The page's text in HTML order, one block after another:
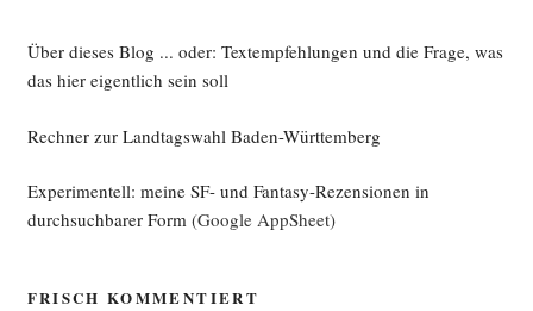
siert)“
Über dieses Blog ... oder: Textempfehlungen und die Frage, was
das hier eigentlich sein soll
Rechner zur Landtagswahl Baden-Württemberg
Experimentell: meine SF- und Fantasy-Rezensionen in
durchsuchbarer Form(Google AppSheet)
FRISCH KOMMENTIERT